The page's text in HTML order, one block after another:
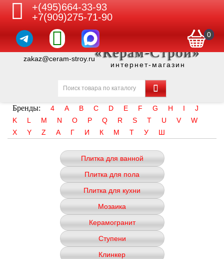
+(495)664-33-93
+7(909)275-71-90
0
zakaz@ceram-stroy.ru«Керам-Строй»
интернет-магазин
Бренды: 4 A B C D E F G H I
J
K
L M N O P Q R S T U V
W
X
Y Z А Г И К М Т У Ш
Плитка для ванной
Плитка для пола
Плитка для кухни
Мозаика
Керамогранит
Ступени
Клинкер